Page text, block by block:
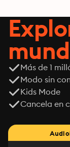
Más de 1
Modo sin
Kids Mode
Cancela en